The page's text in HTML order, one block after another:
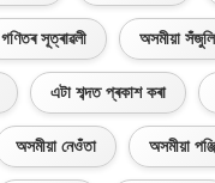
গণিতৰ সূত্ৰাৱলী অসমীয়া সঁজুলি
এটা শব্দত প্ৰকাশ কৰা
অসমীয়া নেওঁতা অসমীয়া